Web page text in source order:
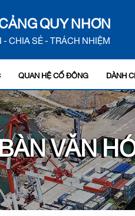
QUY NHƠN
CHIA SẺ - TRÁCH NHIỆM
QUAN HỆ CỔ ĐÔNG DÀNH
VĂN